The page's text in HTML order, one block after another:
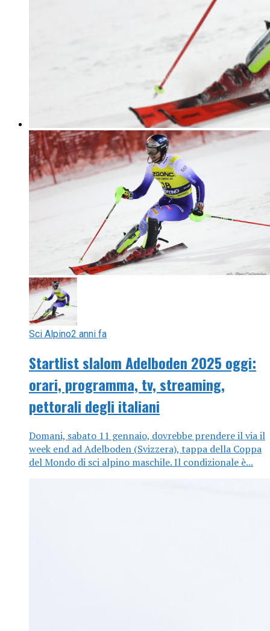
Sci Alpino2 anni fa
Startlist slalom Adelboden 2025 oggi:
orari, programma, tv, streaming,
pettorali degli italiani
Domani, sabato 11 gennaio, dovrebbe prendere il via il
week end ad Adelboden (Svizzera), tappa della Coppa
del Mondo di sci alpino maschile. Il condizionale è...